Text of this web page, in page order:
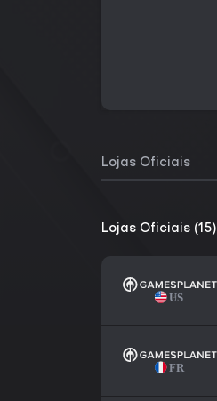
Lojas Oficiais
Lojas Oficiais (15)